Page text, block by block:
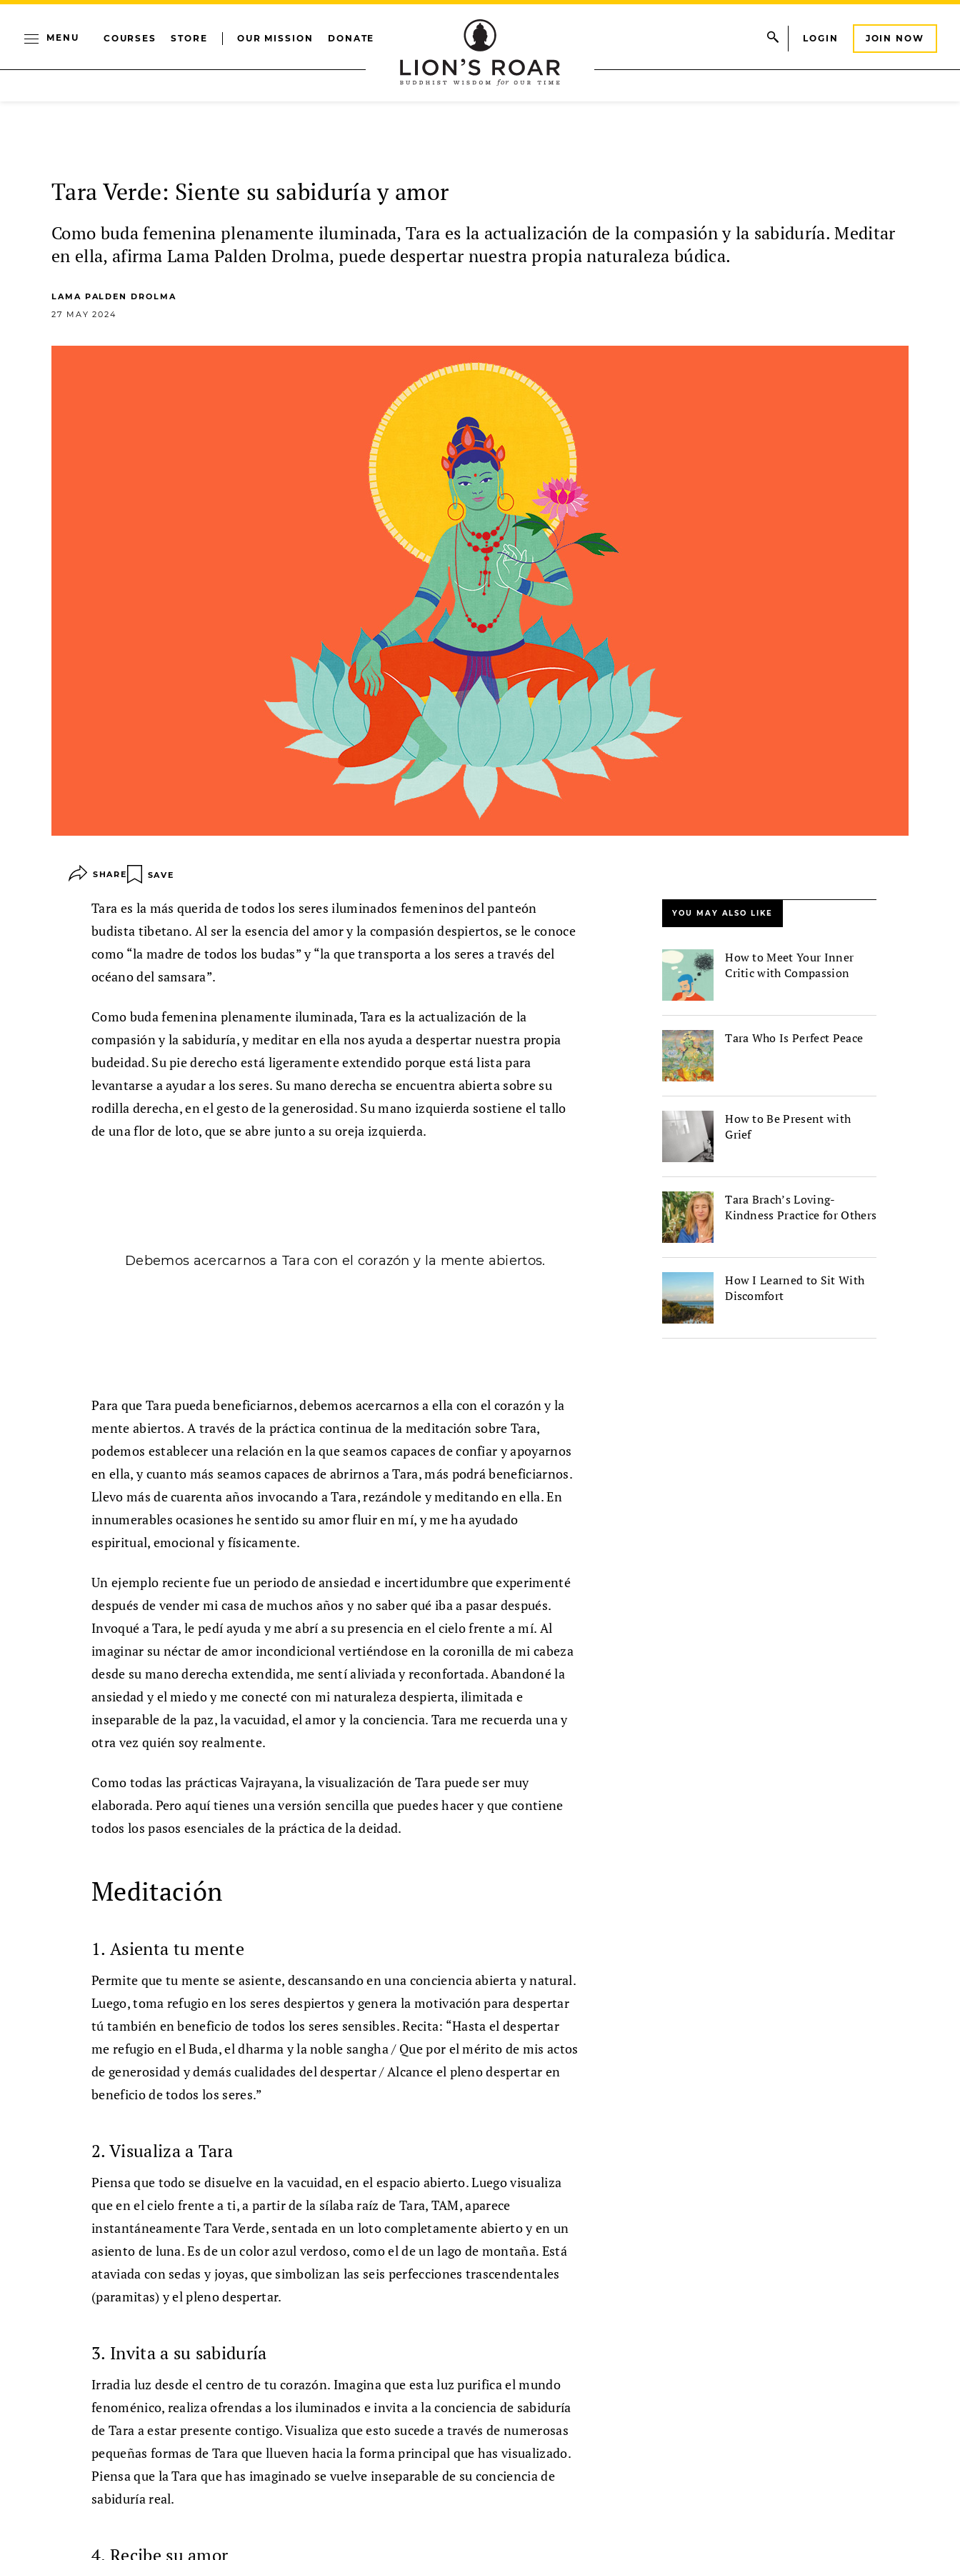
MENU COURSES STORE OUR MISSION DONATE LOGIN JOIN NOW
Tara Verde: Siente su sabiduría y amor
Como buda femenina plenamente iluminada, Tara es la actualización de la compasión y la sabiduría. Meditar
en ella, afirma Lama Palden Drolma, puede despertar nuestra propia naturaleza búdica.
LAMA PALDEN DROLMA
27 MAY 2024
SHARE SAVE
Tara es la más querida de todos los seres iluminados femeninos del panteón
budista tibetano. Al ser la esencia del amor y la compasión despiertos, se le conoce
como “la madre de todos los budas” y “la que transporta a los seres a través del
océano del samsara”.
Como buda femenina plenamente iluminada, Tara es la actualización de la
compasión y la sabiduría, y meditar en ella nos ayuda a despertar nuestra propia
budeidad. Su pie derecho está ligeramente extendido porque está lista para
levantarse a ayudar a los seres. Su mano derecha se encuentra abierta sobre su
rodilla derecha, en el gesto de la generosidad. Su mano izquierda sostiene el tallo
de una flor de loto, que se abre junto a su oreja izquierda.
Debemos acercarnos a Tara con el corazón y la mente abiertos.
Para que Tara pueda beneficiarnos, debemos acercarnos a ella con el corazón y la
mente abiertos. A través de la práctica continua de la meditación sobre Tara,
podemos establecer una relación en la que seamos capaces de confiar y apoyarnos
en ella, y cuanto más seamos capaces de abrirnos a Tara, más podrá beneficiarnos.
Llevo más de cuarenta años invocando a Tara, rezándole y meditando en ella. En
innumerables ocasiones he sentido su amor fluir en mí, y me ha ayudado
espiritual, emocional y físicamente.
Un ejemplo reciente fue un periodo de ansiedad e incertidumbre que experimenté
después de vender mi casa de muchos años y no saber qué iba a pasar después.
Invoqué a Tara, le pedí ayuda y me abrí a su presencia en el cielo frente a mí. Al
imaginar su néctar de amor incondicional vertiéndose en la coronilla de mi cabeza
desde su mano derecha extendida, me sentí aliviada y reconfortada. Abandoné la
ansiedad y el miedo y me conecté con mi naturaleza despierta, ilimitada e
inseparable de la paz, la vacuidad, el amor y la conciencia. Tara me recuerda una y
otra vez quién soy realmente.
Como todas las prácticas Vajrayana, la visualización de Tara puede ser muy
elaborada. Pero aquí tienes una versión sencilla que puedes hacer y que contiene
todos los pasos esenciales de la práctica de la deidad.
Meditación
1. Asienta tu mente
Permite que tu mente se asiente, descansando en una conciencia abierta y natural.
Luego, toma refugio en los seres despiertos y genera la motivación para despertar
tú también en beneficio de todos los seres sensibles. Recita: “Hasta el despertar
me refugio en el Buda, el dharma y la noble sangha / Que por el mérito de mis actos
de generosidad y demás cualidades del despertar / Alcance el pleno despertar en
beneficio de todos los seres.”
2. Visualiza a Tara
Piensa que todo se disuelve en la vacuidad, en el espacio abierto. Luego visualiza
que en el cielo frente a ti, a partir de la sílaba raíz de Tara, TAM, aparece
instantáneamente Tara Verde, sentada en un loto completamente abierto y en un
asiento de luna. Es de un color azul verdoso, como el de un lago de montaña. Está
ataviada con sedas y joyas, que simbolizan las seis perfecciones trascendentales
(paramitas) y el pleno despertar.
3. Invita a su sabiduría
Irradia luz desde el centro de tu corazón. Imagina que esta luz purifica el mundo
fenoménico, realiza ofrendas a los iluminados e invita a la conciencia de sabiduría
de Tara a estar presente contigo. Visualiza que esto sucede a través de numerosas
pequeñas formas de Tara que llueven hacia la forma principal que has visualizado.
Piensa que la Tara que has imaginado se vuelve inseparable de su conciencia de
sabiduría real.
4. Recibe su amor
YOU MAY ALSO LIKE
How to Meet Your Inner
Critic with Compassion
Tara Who Is Perfect Peace
How to Be Present with
Grief
Tara Brach’s Loving-
Kindness Practice for Others
How I Learned to Sit With
Discomfort